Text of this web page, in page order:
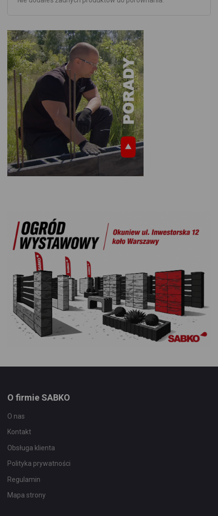
O firmie SABKO
O nas
Kontakt
Obsługa klienta
Polityka prywatności
Regulamin
Mapa strony